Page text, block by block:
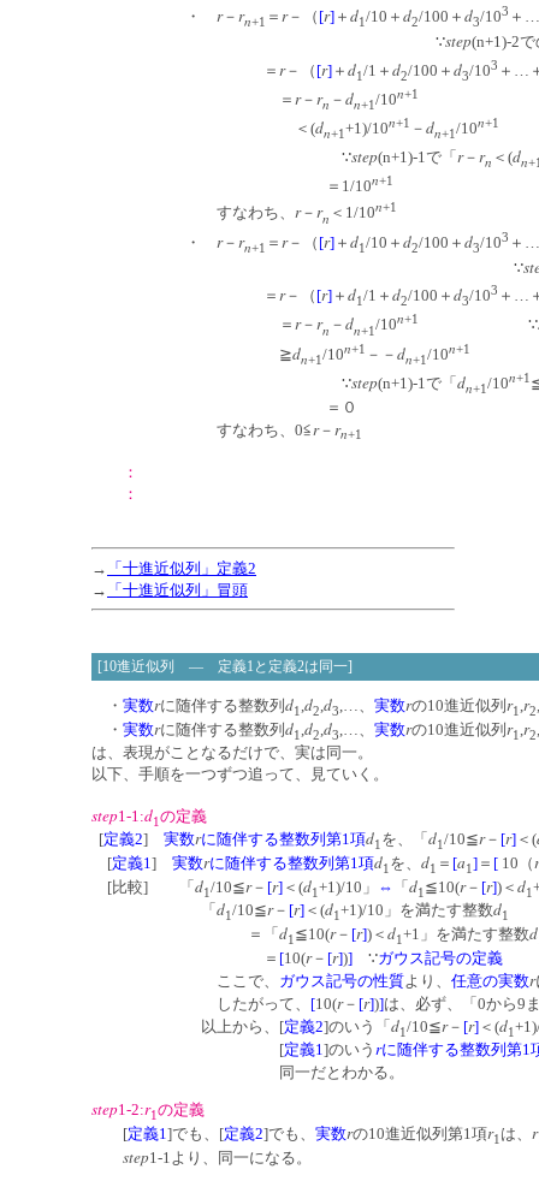
・ r－ rn+1 ＝ r－（ [r] ＋ d1/10＋ d2/100＋ d3/103 ＋
∵step(n+1)-2
＝ r－（ [r] ＋ d1/1＋ d2/100＋ d3/103 ＋…
＝ r－ rn － dn+1/10n+1
＜(dn+1+1)/10n+1 － dn+1/10n+1
∵step(n+1)-1で「 r－ rn ＜(dn
＝1/10n+1
すなわち、 r－ rn ＜1/10n+1
・ r－ rn+1 ＝ r－（ [r] ＋ d1/10＋ d2/100＋ d3/103 ＋
∵
＝ r－（ [r] ＋ d1/1＋ d2/100＋ d3/103 ＋…
＝ r－ rn － dn+1/10n+1 ∵
≧dn+1/10n+1 －－ dn+1/10n+1
∵step(n+1)-1で「 dn+1/10n+1
＝０
すなわち、0≦r－ rn+1
：
：
→ 「十進近似列」定義2
→ 「十進近似列 」冒頭
[10進近似列 ― 定義1と定義2は同一]
・ 実数rに随伴する整数列 d1,d2,d3,…、 実数rの10進近似列 r1,r2,
・ 実数rに随伴する整数列 d1 d2 d3 実数rの10進近似列 r1 r2
は、表現がことなるだけで、実は同一。
以下、手順を一つずつ追って、見ていく。
step1-1:d1の定義
[定義2] 実数rに随伴する整数列第1項d1 を、「 d1/10≦r－ [r] ＜(
[定義1 ] 実数rに随伴する整数列第1項d1 を、 d1 ＝ [a1] ＝ [ 10（r
[比較] 「d1/10≦r－ [r] ＜(d1+1)/10」 ⇔ 「d1 ≦10(r－ [r])＜ d1
「 d1/10≦r－ [r] ＜(d1+1)/10」を満たす整数d1
＝「 d1 ≦10(r－ [r])＜ d1+1」を満たす整数d
＝ [10(r－ [r])] ∵ガウス記号の定義
ここで、 ガウス記号の性質より、 任意の実数r
したがって、 [10(r－ [r])]は、必ず、「0から9
以上から、[定義2]のいう「d1/10≦r－ [r] ＜(d1
[定義1]のいう rに随伴する整数列第1
同一だとわかる。
step1-2:r1の定義
[定義1 ]でも、[定義2]でも、 実数rの10進近似列第1項r1 は、 r
step1-1より、同一になる。